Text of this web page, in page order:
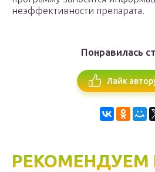
неэффективности препарата.
Понравилась
Лайк
РЕКОМЕНДУЕМ